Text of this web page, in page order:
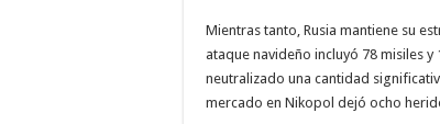
Mientras tanto, Rusia mantiene su
ataque navideño incluyó 78 misiles
neutralizado una cantidad
mercado en Nikopol dejó ocho